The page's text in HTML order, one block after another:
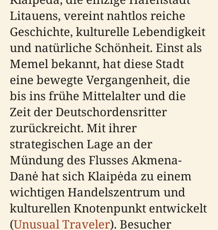
Litauens, vereint nahtlos reiche
Geschichte, kulturelle Lebendigkeit
und natürliche Schönheit. Einst als
Memel bekannt, hat diese Stadt
eine bewegte Vergangenheit, die
bis ins frühe Mittelalter und die
Zeit der Deutschordensritter
zurückreicht. Mit ihrer
strategischen Lage an der
Mündung des Flusses Akmena-
Danė hat sich Klaipėda zu einem
wichtigen Handelszentrum und
kulturellen Knotenpunkt entwickelt
(Unusual Traveler). Besucher